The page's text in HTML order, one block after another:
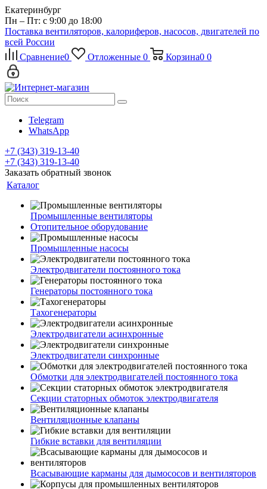
Екатеринбург
Пн – Пт: с 9:00 до 18:00
Поставка вентиляторов, калориферов, насосов, двигателей по
всей России
Сравнение0 Отложенные 0 Корзина0 0
Telegram
WhatsApp
+7 (343) 319-13-40
+7 (343) 319-13-40
Заказать обратный звонок
Каталог
Промышленные вентиляторы
Отопительное оборудование
Промышленные насосы
Электродвигатели постоянного тока
Генераторы постоянного тока
Тахогенераторы
Электродвигатели асинхронные
Электродвигатели синхронные
Обмотки для электродвигателей постоянного тока
Секции статорных обмоток электродвигателя
Вентиляционные клапаны
Гибкие вставки для вентиляции
Всасывающие карманы для дымососов и вентиляторов